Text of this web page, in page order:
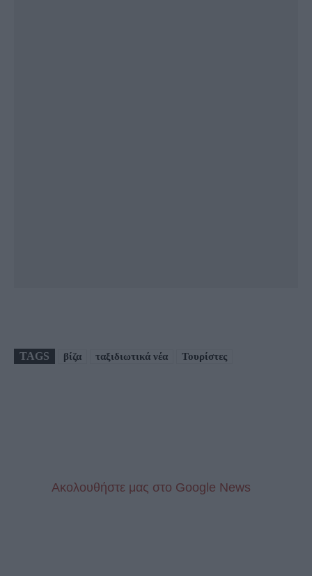
TAGS βίζα ταξιδιωτικά νέα Τουρίστες
Aκολουθήστε μας στo Google News